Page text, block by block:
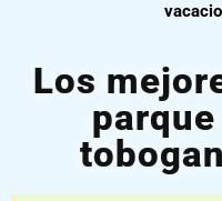
Los